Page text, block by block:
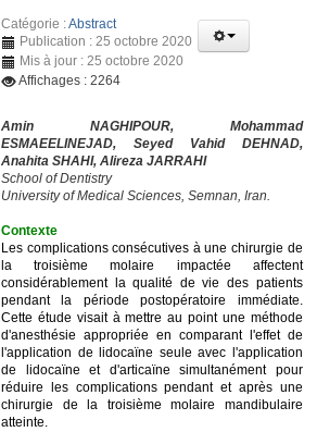
Catégorie :Abstract
Publication : 25 octobre 2020
Mis à jour : 25 octobre 2020
Affichages : 2264
Amin NAGHIPOUR, Mohammad
ESMAEELINEJAD, Seyed Vahid DEHNAD,
Anahita SHAHI, Alireza JARRAHI
School of Dentistry
University of Medical Sciences, Semnan, Iran.
Contexte
Les complications consécutives à une chirurgie de
la troisième molaire impactée affectent
considérablement la qualité de vie des patients
pendant la période postopératoire immédiate.
Cette étude visait à mettre au point une méthode
d'anesthésie appropriée en comparant l'effet de
l'application de lidocaïne seule avec l'application
de lidocaïne et d'articaïne simultanément pour
réduire les complications pendant et après une
chirurgie de la troisième molaire mandibulaire
atteinte.